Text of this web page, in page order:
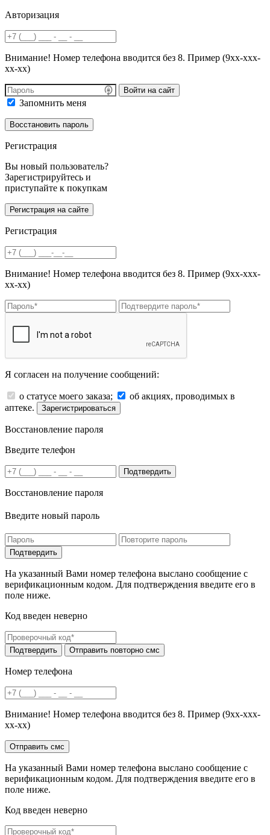
Авторизация
Внимание! Номер телефона вводится без 8. Пример (9хх-ххх-
хх-хх)
Войти на сайт
Запомнить меня
Регистрация
Вы новый пользователь?
Зарегистрируйтесь и
приступайте к покупкам
Регистрация
Внимание! Номер телефона вводится без 8. Пример (9хх-ххх-
хх-хх)
Я согласен на получение сообщений:
о статусе моего заказа;
об акциях, проводимых в
аптеке.
Зарегистрироваться
Восстановление пароля
Введите телефон
Подтвердить
Восстановление пароля
Введите новый пароль
На указанный Вами номер телефона выслано сообщение с
верификационным кодом. Для подтверждения введите его в
поле ниже.
Код введен неверно
Номер телефона
Внимание! Номер телефона вводится без 8. Пример (9хх-ххх-
хх-хх)
На указанный Вами номер телефона выслано сообщение с
верификационным кодом. Для подтверждения введите его в
поле ниже.
Код введен неверно